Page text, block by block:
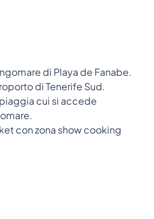
di Playa de Fanabe.
di Tenerife Sud.
cui si accede
con zona show cooking